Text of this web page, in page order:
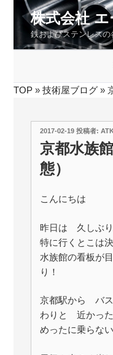
ン
ス
株式会社
鉄およびステンレス
TOP » 技術屋ブログ »
投
稿
日:
2017-02-19投稿者:
京都水族
態）
こんにちは
昨日は 久しぶ
特に行くとこは
水族館の看板が
り！
京都駅から バス
わりと 近かった
めったに乗らな